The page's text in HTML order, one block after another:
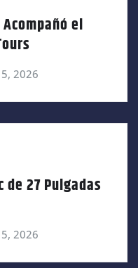
el
2026
27 Pulgadas
2026